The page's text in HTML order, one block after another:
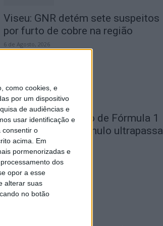
como cookies, e
por um dispositivo
de audiências e
usar identificação e
consentir o
acima. Em
pormenorizadas e
dos
opor a esse
alterar suas
no botão
Viseu: GNR detém sete suspeitos
por furto de cobre na região
6 de Agosto, 2026
Tondela: Exposição de Fórmula 1
no Museu do Caramulo ultrapassa
os...
6 de Agosto, 2026